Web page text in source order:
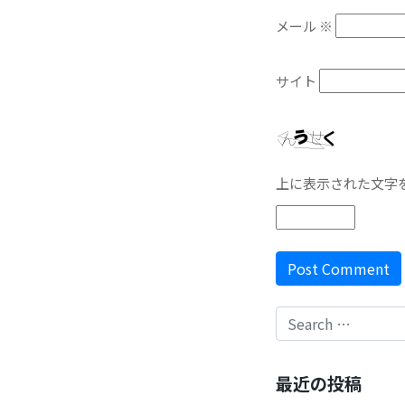
メール ※
サイト
上に表示された文字
最近の投稿